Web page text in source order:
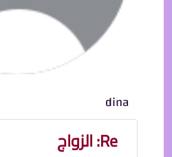
dina
Re: الزواج